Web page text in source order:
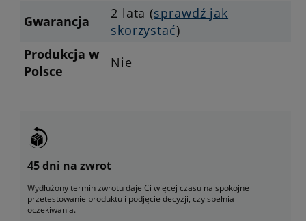
Gwarancja 2 lata (sprawdź jak
skorzystać)
Produkcja w
Polsce
Nie
45 dni na zwrot
Wydłużony termin zwrotu daje Ci więcej czasu na spokojne
przetestowanie produktu i podjęcie decyzji, czy spełnia
oczekiwania.